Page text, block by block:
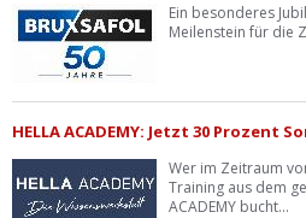
Ein besonderes
Meilenstein für die
HELLA ACADEMY: Jetzt 30 Prozent
Wer im Zeitraum
Training aus dem
ACADEMY bucht...